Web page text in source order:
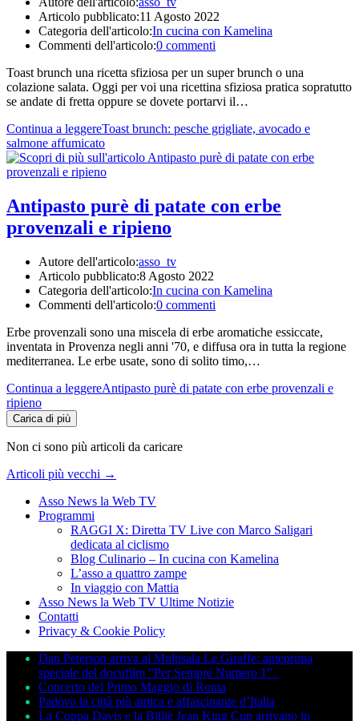
Articolo pubblicato:11 Agosto 2022
Categoria dell'articolo:In cucina con Kamelina
Commenti dell'articolo:0 commenti
Toast brunch una ricetta sfiziosa per un super brunch o una
colazione salata. Oggi per voi una ricettina sfiziosa pratica sopratutto
se andate di fretta oppure se dovete portarvi il…
Continua a leggereToast brunch: pesche grigliate, avocado e
salmone affumicato
Antipasto purè di patate con erbe
provenzali e ripieno
Autore dell'articolo:asso_tv
Articolo pubblicato:8 Agosto 2022
Categoria dell'articolo:In cucina con Kamelina
Commenti dell'articolo:0 commenti
Erbe provenzali sono una miscela di erbe aromatiche essiccate,
inventata in Provenza negli anni '70, e diffusa ora in tutta la regione
mediterranea. Le erbe usate, sono di solito timo,…
Continua a leggereAntipasto purè di patate con erbe provenzali e
ripieno
Carica di più
Non ci sono più articoli da caricare
Articoli più vecchi →
Asso News la Web TV
Programmi
RAGGI X: Diretta TV Live con Marco Saligari
dedicata al ciclismo
Blog Culinario – In cucina con Kamelina
L’asso a quattro zampe
In viaggio con Mattia
Asso News la Web TV Ultime Notizie
Contatti
Privacy & Cookie Policy
Dan Peterson arriva al Multisala Le Giraffe: anteprima
speciale del docufilm “Per Sempre Numero 1”
Concerto del Primo Maggio di Roma
Padova la città più antica e affascinante d’Italia
La Coppa Davis e la Billie Jean King Cup arrivano in